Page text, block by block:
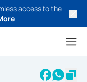
access to the